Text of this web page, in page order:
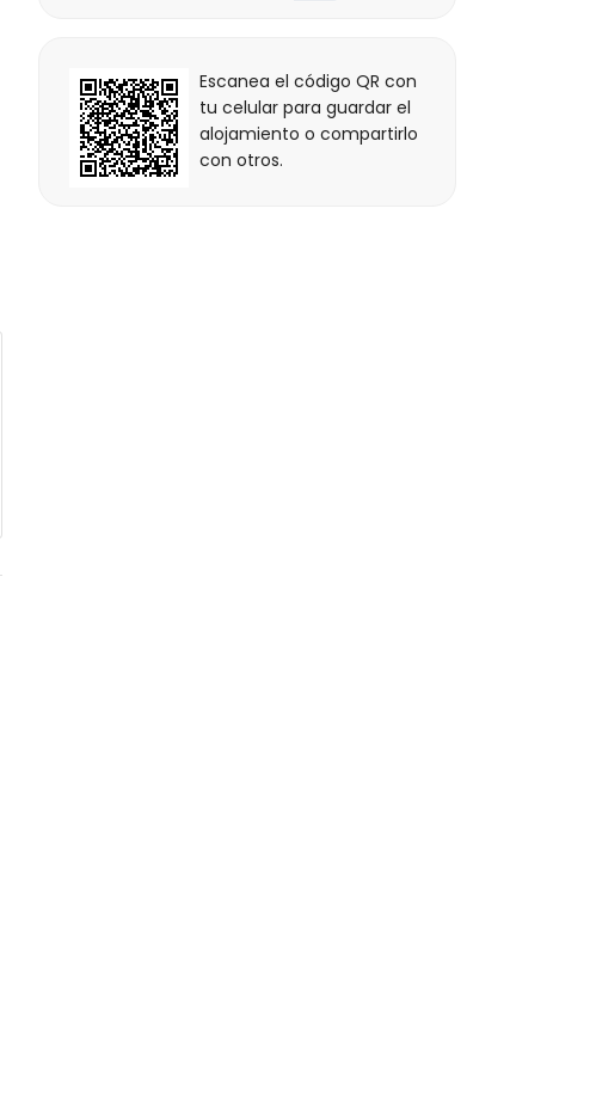
Escanea el código QR con
tu celular para guardar el
alojamiento o compartirlo
con otros.